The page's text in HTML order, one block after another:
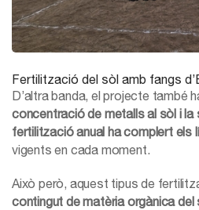
Fertilització del sòl amb fangs
D’altra banda, el projecte també
concentració de metalls al sòl i la
fertilització anual ha complert els
vigents en cada moment.
Això però, aquest tipus de
contingut de matèria orgànica del